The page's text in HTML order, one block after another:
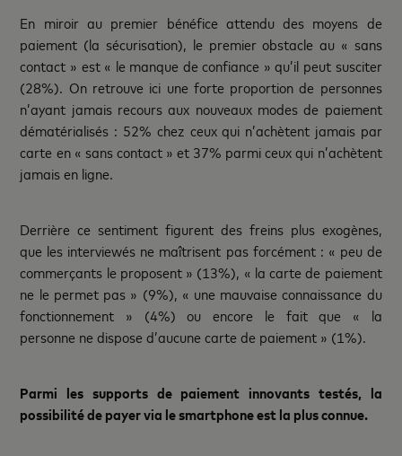
En miroir au premier bénéfice attendu des moyens de
paiement (la sécurisation), le premier obstacle au « sans
contact » est « le manque de confiance » qu’il peut susciter
(28%). On retrouve ici une forte proportion de personnes
n’ayant jamais recours aux nouveaux modes de paiement
dématérialisés : 52% chez ceux qui n’achètent jamais par
carte en « sans contact » et 37% parmi ceux qui n’achètent
jamais en ligne.
Derrière ce sentiment figurent des freins plus exogènes,
que les interviewés ne maîtrisent pas forcément : « peu de
commerçants le proposent » (13%), « la carte de paiement
ne le permet pas » (9%), « une mauvaise connaissance du
fonctionnement » (4%) ou encore le fait que « la
personne ne dispose d’aucune carte de paiement » (1%).
Parmi les supports de paiement innovants testés, la
possibilité de payer via le smartphone est la plus connue.